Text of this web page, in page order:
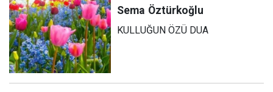
Sema Öztürkoğlu
KULLUĞUN ÖZÜ DUA